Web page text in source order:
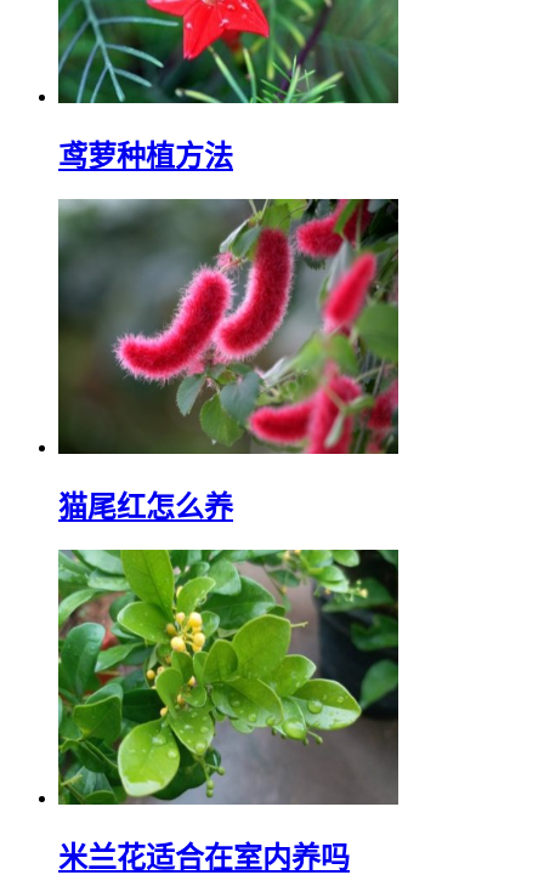
鸢萝种植方法
猫尾红怎么养
米兰花适合在室内养吗